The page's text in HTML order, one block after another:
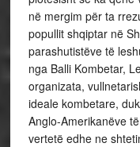
në mergim për ta
popullit shqiptar në
parashutistëve të
nga Balli Kombetar,
organizata,
ideale kombetare,
Anglo-Amerikanëve
vertetë edhe ne